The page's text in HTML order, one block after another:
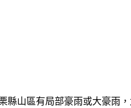
山區有局部豪雨或大豪雨